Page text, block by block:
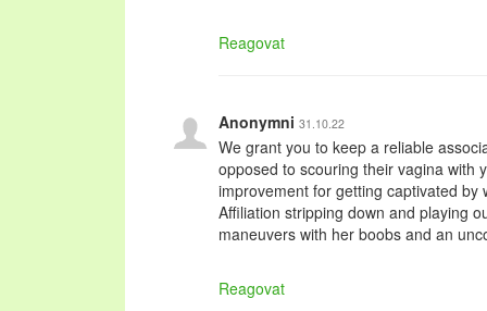
Reagovat
Anonymni 31.10.22
We grant you to keep a reliable
opposed to scouring their vagina with
improvement for getting captivated by
Affiliation stripping down and playing
maneuvers with her boobs and an
Reagovat